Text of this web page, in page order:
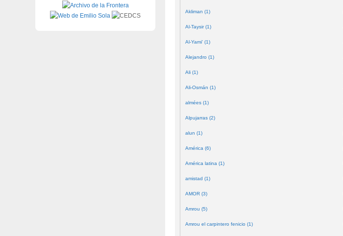
Akliman (1)
Al-Taysir (1)
Al-Yami' (1)
Alejandro (1)
Ali (1)
Ali-Osmán (1)
almées (1)
Alpujarras (2)
alun (1)
América (6)
América latina (1)
amistad (1)
AMOR (3)
Amrou (5)
Amrou el carpintero fenicio (1)